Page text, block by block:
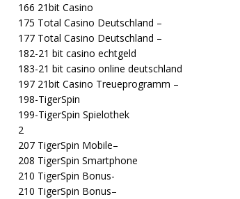
166 21bit Casino
175 Total Casino Deutschland –
177 Total Casino Deutschland –
182-21 bit casino echtgeld
183-21 bit casino online deutschland
197 21bit Casino Treueprogramm –
198-TigerSpin
199-TigerSpin Spielothek
2
207 TigerSpin Mobile–
208 TigerSpin Smartphone
210 TigerSpin Bonus-
210 TigerSpin Bonus–